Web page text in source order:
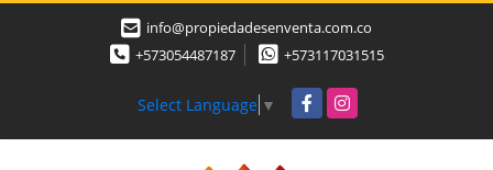
info@propiedadesenventa.com.co
+573054487187
+573117031515
Select Language ▼ FacebookInstagram